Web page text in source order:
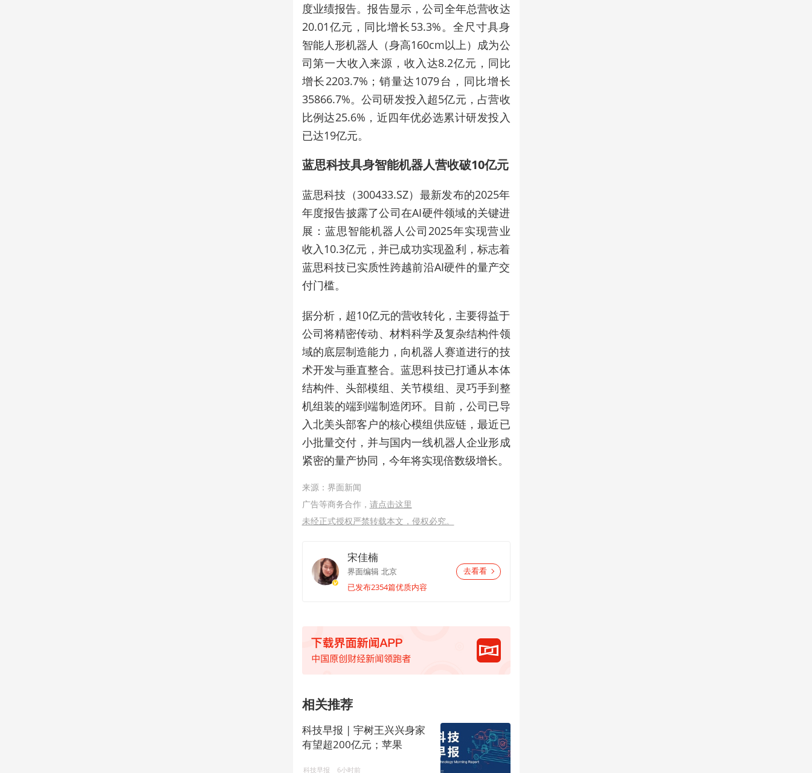
度业绩报告。报告显示，公司全年总营收达
20.01亿元，同比增长53.3%。全尺寸具身
智能人形机器人（身高160cm以上）成为公
司第一大收入来源，收入达8.2亿元，同比
增长2203.7%；销量达1079台，同比增长
35866.7%。公司研发投入超5亿元，占营收
比例达25.6%，近四年优必选累计研发投入
已达19亿元。
蓝思科技具身智能机器人营收破10亿元
蓝思科技（300433.SZ）最新发布的2025年
年度报告披露了公司在AI硬件领域的关键进
展：蓝思智能机器人公司2025年实现营业
收入10.3亿元，并已成功实现盈利，标志着
蓝思科技已实质性跨越前沿AI硬件的量产交
付门槛。
据分析，超10亿元的营收转化，主要得益于
公司将精密传动、材料科学及复杂结构件领
域的底层制造能力，向机器人赛道进行的技
术开发与垂直整合。蓝思科技已打通从本体
结构件、头部模组、关节模组、灵巧手到整
机组装的端到端制造闭环。目前，公司已导
入北美头部客户的核心模组供应链，最近已
小批量交付，并与国内一线机器人企业形成
紧密的量产协同，今年将实现倍数级增长。
来源：界面新闻
广告等商务合作， 请点击这里
未经正式授权严禁转载本文，侵权必究。
宋佳楠
界面编辑 北京
已发布2354篇优质内容
去看看
相关推荐
科技早报 | 宇树王兴兴身家
有望超200亿元；苹果
科技早报 6小时前